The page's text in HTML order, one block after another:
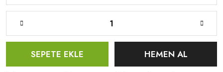
SEPETE EKLE HEMEN AL